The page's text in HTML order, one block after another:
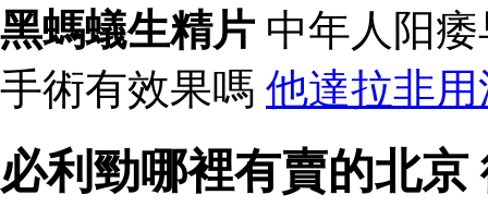
黑螞蟻生精片 中年人阳
手術有效果嗎 他達拉非
必利勁哪裡有賣的北